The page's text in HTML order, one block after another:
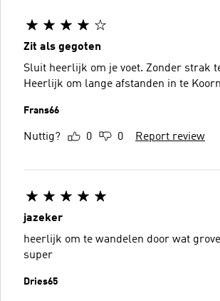
Zit als gegoten
Sluit heerlijk om je voet. Zonder strak
Heerlijk om lange afstanden in te Koorn
Frans66
Nuttig? 0 0 Report review
jazeker
heerlijk om te wandelen door wat
super
Dries65